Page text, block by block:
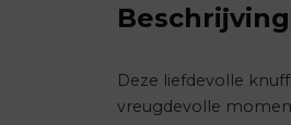
Beschrijving
Deze liefdevolle
vreugdevolle